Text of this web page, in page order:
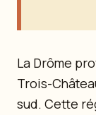
La Drôme
Trois-
sud. Cette